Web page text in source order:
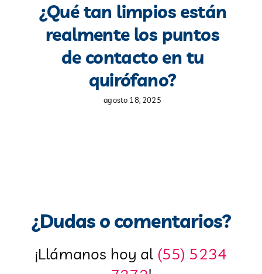
¿Qué tan limpios están
realmente los puntos
de contacto en tu
quirófano?
agosto 18, 2025
¿Dudas o comentarios?
¡Llámanos hoy al (55) 5234